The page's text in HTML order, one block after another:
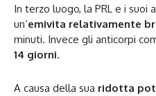
In terzo luogo, la PRL e i suoi
un’emivita relativamente
minuti. Invece gli anticorpi
14 giorni.
A causa della sua ridotta